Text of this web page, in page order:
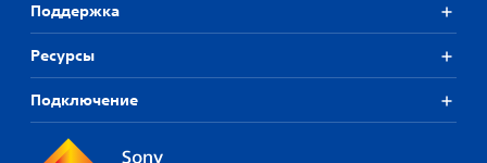
Поддержка
Ресурсы
Подключение